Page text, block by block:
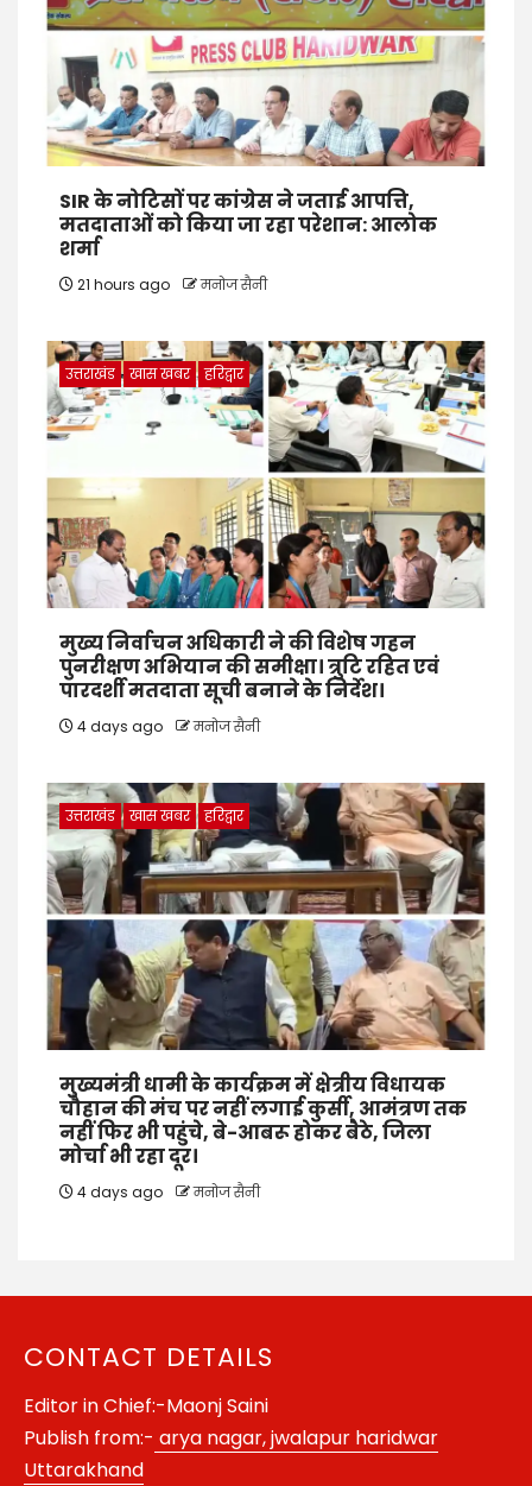
SIR के नोटिसों पर कांग्रेस ने जताई आपत्ति,
मतदाताओं को किया जा रहा परेशान: आलोक
शर्मा
21 hours ago मनोज सैनी
उत्तराखंड खास खबर हरिद्वार
मुख्य निर्वाचन अधिकारी ने की विशेष गहन
पुनरीक्षण अभियान की समीक्षा। त्रुटि रहित एवं
पारदर्शी मतदाता सूची बनाने के निर्देश।
4 days ago मनोज सैनी
उत्तराखंड खास खबर हरिद्वार
मुख्यमंत्री धामी के कार्यक्रम में क्षेत्रीय विधायक
चौहान की मंच पर नहीं लगाई कुर्सी, आमंत्रण तक
नहीं फिर भी पहुंचे, बे-आबरू होकर बैठे, जिला
मोर्चा भी रहा दूर।
4 days ago मनोज सैनी
CONTACT DETAILS
Editor in Chief:-Maonj Saini
Publish from:- arya nagar, jwalapur haridwar
Uttarakhand